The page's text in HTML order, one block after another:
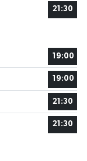
21:30
19:00
19:00
21:30
21:30